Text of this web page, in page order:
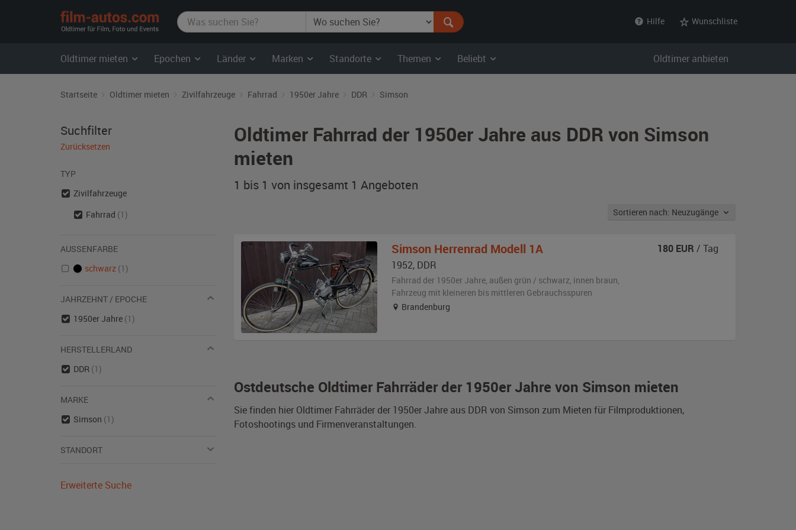
film-
autos.com
Hilfe Wunschliste
Oldtimer mieten Epochen Länder Marken Standorte Themen Beliebt Oldtimer anbieten
Startseite Oldtimer mieten Zivilfahrzeuge Fahrrad 1950er Jahre DDR Simson
Oldtimer Fahrrad der 1950er Jahre aus DDR von Simson
mieten
1 bis 1 von insgesamt 1 Angeboten
Sortieren nach: Neuzugänge
Ostdeutsche Oldtimer Fahrräder der 1950er Jahre von Simson mieten
Sie finden hier Oldtimer Fahrräder der 1950er Jahre aus DDR von Simson zum Mieten für Filmproduktionen,
Fotoshootings und Firmenveranstaltungen.
Simson Herrenrad Modell 1A
1952, DDR
Fahrrad der 1950er Jahre, außen grün / schwarz, innen braun,
Fahrzeug mit kleineren bis mittleren Gebrauchsspuren
Brandenburg
180 EUR / Tag
Suchfilter
Zurücksetzen
TYP
Zivilfahrzeuge
Fahrrad (1)
AUSSENFARBE
schwarz (1)
JAHRZEHNT / EPOCHE
1950er Jahre (1)
HERSTELLERLAND
DDR (1)
MARKE
Simson (1)
STANDORT
Erweiterte Suche